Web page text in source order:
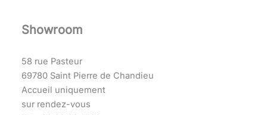
Showroom
58 rue Pasteur
69780 Saint Pierre de Chandieu
Accueil uniquement
sur rendez-vous